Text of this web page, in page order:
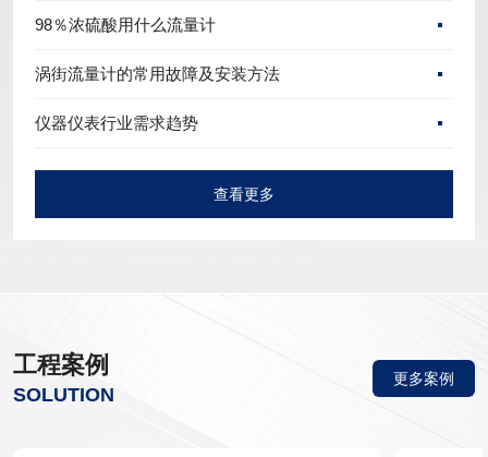
98％浓硫酸用什么流量计
涡街流量计的常用故障及安装方法
仪器仪表行业需求趋势
查看更多
工程案例
SOLUTION
更多案例